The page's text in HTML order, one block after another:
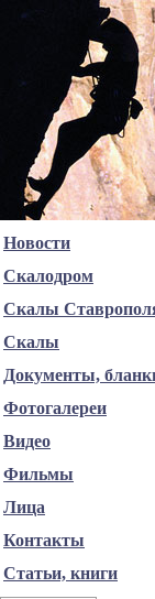
Новости
Скалодром
Скалы
Скалы
Документы,
Фотогалереи
Видео
Фильмы
Лица
Контакты
Статьи, книги